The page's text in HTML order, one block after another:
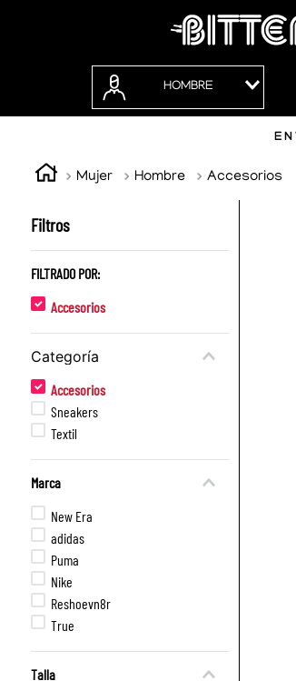
HOMBRE
Mujer Hombre Accesorios
Filtros
FILTRADO POR:
Accesorios
Categoría
Accesorios
Sneakers
Textil
Marca
New Era
adidas
Puma
Nike
Reshoevn8r
True
Talla